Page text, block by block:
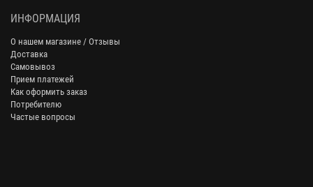
ИНФОРМАЦИЯ
О нашем магазине / Отзывы
Доставка
Самовывоз
Прием платежей
Как оформить заказ
Потребителю
Частые вопросы